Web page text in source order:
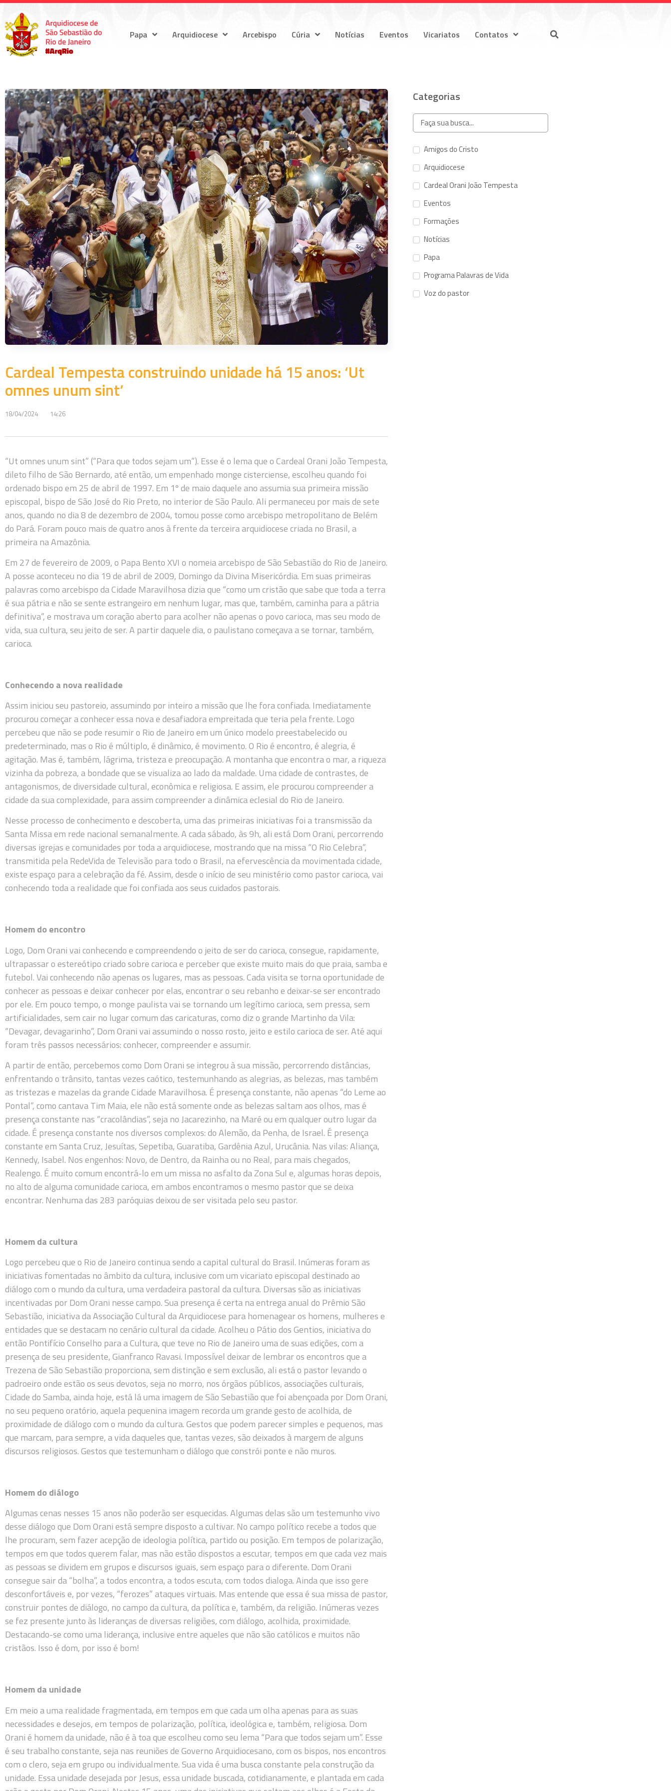
Papa Arquidiocese Arcebispo Cúria Notícias Eventos Vicariatos Contatos
Cardeal Tempesta construindo unidade há 15 anos: ‘Ut
omnes unum sint’
18/04/2024 14:26
“Ut omnes unum sint” (“Para que todos sejam um”). Esse é o lema que o Cardeal Orani João Tempesta,
dileto filho de São Bernardo, até então, um empenhado monge cisterciense, escolheu quando foi
ordenado bispo em 25 de abril de 1997. Em 1º de maio daquele ano assumia sua primeira missão
episcopal, bispo de São José do Rio Preto, no interior de São Paulo. Ali permaneceu por mais de sete
anos, quando no dia 8 de dezembro de 2004, tomou posse como arcebispo metropolitano de Belém
do Pará. Foram pouco mais de quatro anos à frente da terceira arquidiocese criada no Brasil, a
primeira na Amazônia.
Em 27 de fevereiro de 2009, o Papa Bento XVI o nomeia arcebispo de São Sebastião do Rio de Janeiro.
A posse aconteceu no dia 19 de abril de 2009, Domingo da Divina Misericórdia. Em suas primeiras
palavras como arcebispo da Cidade Maravilhosa dizia que “como um cristão que sabe que toda a terra
é sua pátria e não se sente estrangeiro em nenhum lugar, mas que, também, caminha para a pátria
definitiva”, e mostrava um coração aberto para acolher não apenas o povo carioca, mas seu modo de
vida, sua cultura, seu jeito de ser. A partir daquele dia, o paulistano começava a se tornar, também,
carioca.
Conhecendo a nova realidade
Assim iniciou seu pastoreio, assumindo por inteiro a missão que lhe fora confiada. Imediatamente
procurou começar a conhecer essa nova e desafiadora empreitada que teria pela frente. Logo
percebeu que não se pode resumir o Rio de Janeiro em um único modelo preestabelecido ou
predeterminado, mas o Rio é múltiplo, é dinâmico, é movimento. O Rio é encontro, é alegria, é
agitação. Mas é, também, lágrima, tristeza e preocupação. A montanha que encontra o mar, a riqueza
vizinha da pobreza, a bondade que se visualiza ao lado da maldade. Uma cidade de contrastes, de
antagonismos, de diversidade cultural, econômica e religiosa. E assim, ele procurou compreender a
cidade da sua complexidade, para assim compreender a dinâmica eclesial do Rio de Janeiro.
Nesse processo de conhecimento e descoberta, uma das primeiras iniciativas foi a transmissão da
Santa Missa em rede nacional semanalmente. A cada sábado, às 9h, ali está Dom Orani, percorrendo
diversas igrejas e comunidades por toda a arquidiocese, mostrando que na missa “O Rio Celebra”,
transmitida pela RedeVida de Televisão para todo o Brasil, na efervescência da movimentada cidade,
existe espaço para a celebração da fé. Assim, desde o início de seu ministério como pastor carioca, vai
conhecendo toda a realidade que foi confiada aos seus cuidados pastorais.
Homem do encontro
Logo, Dom Orani vai conhecendo e compreendendo o jeito de ser do carioca, consegue, rapidamente,
ultrapassar o estereótipo criado sobre carioca e perceber que existe muito mais do que praia, samba e
futebol. Vai conhecendo não apenas os lugares, mas as pessoas. Cada visita se torna oportunidade de
conhecer as pessoas e deixar conhecer por elas, encontrar o seu rebanho e deixar-se ser encontrado
por ele. Em pouco tempo, o monge paulista vai se tornando um legítimo carioca, sem pressa, sem
artificialidades, sem cair no lugar comum das caricaturas, como diz o grande Martinho da Vila:
“Devagar, devagarinho”, Dom Orani vai assumindo o nosso rosto, jeito e estilo carioca de ser. Até aqui
foram três passos necessários: conhecer, compreender e assumir.
A partir de então, percebemos como Dom Orani se integrou à sua missão, percorrendo distâncias,
enfrentando o trânsito, tantas vezes caótico, testemunhando as alegrias, as belezas, mas também
as tristezas e mazelas da grande Cidade Maravilhosa. É presença constante, não apenas “do Leme ao
Pontal”, como cantava Tim Maia, ele não está somente onde as belezas saltam aos olhos, mas é
presença constante nas “cracolândias”, seja no Jacarezinho, na Maré ou em qualquer outro lugar da
cidade. É presença constante nos diversos complexos: do Alemão, da Penha, de Israel. É presença
constante em Santa Cruz, Jesuítas, Sepetiba, Guaratiba, Gardênia Azul, Urucânia. Nas vilas: Aliança,
Kennedy, Isabel. Nos engenhos: Novo, de Dentro, da Rainha ou no Real, para mais chegados,
Realengo. É muito comum encontrá-lo em um missa no asfalto da Zona Sul e, algumas horas depois,
no alto de alguma comunidade carioca, em ambos encontramos o mesmo pastor que se deixa
encontrar. Nenhuma das 283 paróquias deixou de ser visitada pelo seu pastor.
Homem da cultura
Logo percebeu que o Rio de Janeiro continua sendo a capital cultural do Brasil. Inúmeras foram as
iniciativas fomentadas no âmbito da cultura, inclusive com um vicariato episcopal destinado ao
diálogo com o mundo da cultura, uma verdadeira pastoral da cultura. Diversas são as iniciativas
incentivadas por Dom Orani nesse campo. Sua presença é certa na entrega anual do Prêmio São
Sebastião, iniciativa da Associação Cultural da Arquidiocese para homenagear os homens, mulheres e
entidades que se destacam no cenário cultural da cidade. Acolheu o Pátio dos Gentios, iniciativa do
então Pontifício Conselho para a Cultura, que teve no Rio de Janeiro uma de suas edições, com a
presença de seu presidente, Gianfranco Ravasi. Impossível deixar de lembrar os encontros que a
Trezena de São Sebastião proporciona, sem distinção e sem exclusão, ali está o pastor levando o
padroeiro onde estão os seus devotos, seja no morro, nos órgãos públicos, associações culturais,
Cidade do Samba, ainda hoje, está lá uma imagem de São Sebastião que foi abençoada por Dom Orani,
no seu pequeno oratório, aquela pequenina imagem recorda um grande gesto de acolhida, de
proximidade de diálogo com o mundo da cultura. Gestos que podem parecer simples e pequenos, mas
que marcam, para sempre, a vida daqueles que, tantas vezes, são deixados à margem de alguns
discursos religiosos. Gestos que testemunham o diálogo que constrói ponte e não muros.
Homem do diálogo
Algumas cenas nesses 15 anos não poderão ser esquecidas. Algumas delas são um testemunho vivo
desse diálogo que Dom Orani está sempre disposto a cultivar. No campo político recebe a todos que
lhe procuram, sem fazer acepção de ideologia política, partido ou posição. Em tempos de polarização,
tempos em que todos querem falar, mas não estão dispostos a escutar, tempos em que cada vez mais
as pessoas se dividem em grupos e discursos iguais, sem espaço para o diferente. Dom Orani
consegue sair da “bolha”, a todos encontra, a todos escuta, com todos dialoga. Ainda que isso gere
desconfortáveis e, por vezes, “ferozes” ataques virtuais. Mas entende que essa é sua missa de pastor,
construir pontes de diálogo, no campo da cultura, da política e, também, da religião. Inúmeras vezes
se fez presente junto às lideranças de diversas religiões, com diálogo, acolhida, proximidade.
Destacando-se como uma liderança, inclusive entre aqueles que não são católicos e muitos não
cristãos. Isso é dom, por isso é bom!
Homem da unidade
Em meio a uma realidade fragmentada, em tempos em que cada um olha apenas para as suas
necessidades e desejos, em tempos de polarização, política, ideológica e, também, religiosa. Dom
Orani é homem da unidade, não é à toa que escolheu como seu lema “Para que todos sejam um”. Esse
é seu trabalho constante, seja nas reuniões de Governo Arquidiocesano, com os bispos, nos encontros
com o clero, seja em grupo ou individualmente. Sua vida é uma busca constante pela construção da
unidade. Essa unidade desejada por Jesus, essa unidade buscada, cotidianamente, e plantada em cada
Categorias
Amigos do Cristo
Arquidiocese
Cardeal Orani João Tempesta
Eventos
Formações
Notícias
Papa
Programa Palavras de Vida
Voz do pastor